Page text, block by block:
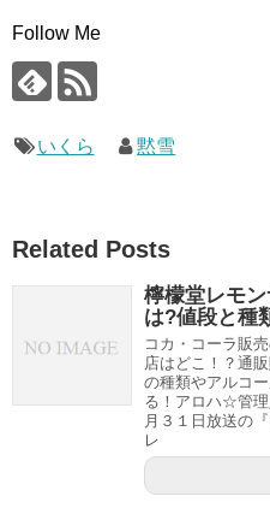
Follow Me
いくら 黙雪
Related Posts
檸檬堂レモ
は?値段と種
コカ・コーラ販
店はどこ！？通
の種類やアルコ
る！アロハ☆管理
月３１日放送の
レ